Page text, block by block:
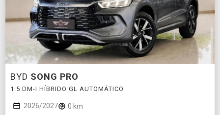
BYD SONG PRO
1.5 DM-I HÍBRIDO GL AUTOMÁTICO
2026/2027 0 km